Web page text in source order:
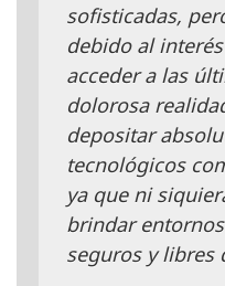
sofisticadas,
debido al
acceder a las
dolorosa
depositar
tecnológicos
ya que ni
brindar
seguros y libres